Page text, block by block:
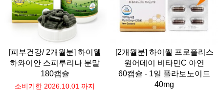
[피부건강/ 2개월분] 하이웰
하와이안 스피루리나 분말
180캡슐
소비기한 2026.10.01 까지
[2개월분] 하이웰 프로폴리스
원어데이 비타민C 아연
60캡슐 - 1일 플라보노이드
40mg